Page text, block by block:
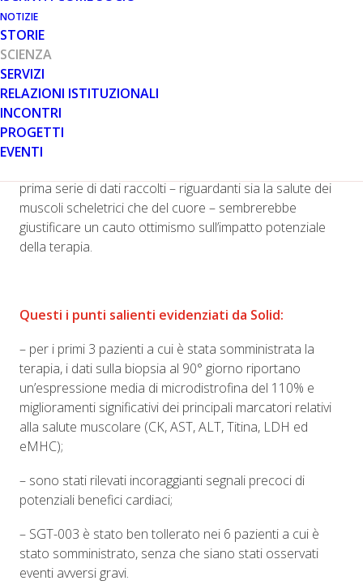
NOTIZIE
STORIE
SCIENZA
SERVIZI
RELAZIONI ISTITUZIONALI
INCONTRI
PROGETTI
EVENTI
L’azienda
aggiornamento sui risultati della fase iniziale di INSPIRE
DUCHENNE, il
terapia genica
prima serie di dati raccolti – riguardanti sia la salute dei
muscoli scheletrici che del cuore – sembrerebbe
giustificare un cauto ottimismo sull’impatto potenziale
della terapia.
Questi i punti salienti evidenziati da Solid:
– per i primi 3 pazienti a cui è stata somministrata la
terapia, i dati sulla biopsia al 90° giorno riportano
un’espressione media di microdistrofina del 110% e
miglioramenti significativi dei principali marcatori relativi
alla salute muscolare (CK, AST, ALT, Titina, LDH ed
eMHC);
– sono stati rilevati incoraggianti segnali precoci di
potenziali benefici cardiaci;
– SGT-003 è stato ben tollerato nei 6 pazienti a cui è
stato somministrato, senza che siano stati osservati
eventi avversi gravi.